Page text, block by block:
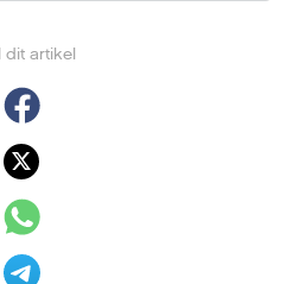
dit artikel